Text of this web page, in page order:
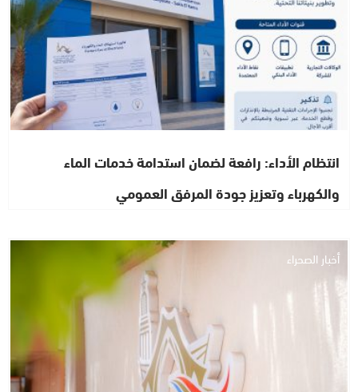
انتظام الأداء: رافعة لضمان استدامة خدمات الماء
والكهرباء وتعزيز جودة المرفق العمومي
أخبار الصحراء